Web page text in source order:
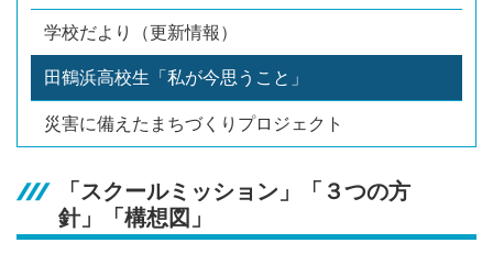
学校だより（更新情報）
田鶴浜高校生「私が今思うこと」
災害に備えたまちづくりプロジェクト
「スクールミッション」「３つの方
針」「構想図」